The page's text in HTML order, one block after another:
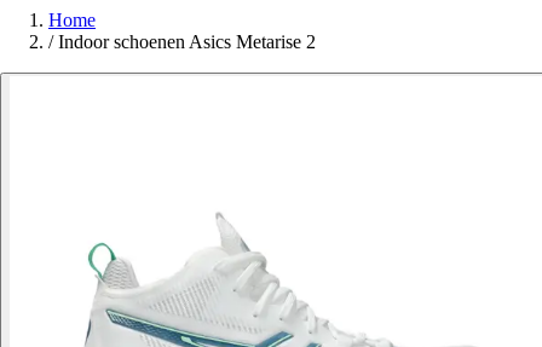
Home
/ Indoor schoenen Asics Metarise 2